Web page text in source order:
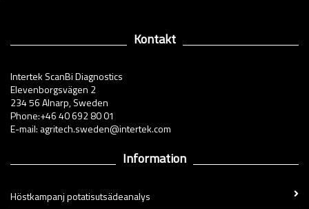
Kontakt
Intertek ScanBi Diagnostics
Elevenborgsvägen 2
234 56 Alnarp, Sweden
Phone:+46 40 692 80 01
E-mail: agritech.sweden@intertek.com
Information
Höstkampanj potatisutsädeanalys